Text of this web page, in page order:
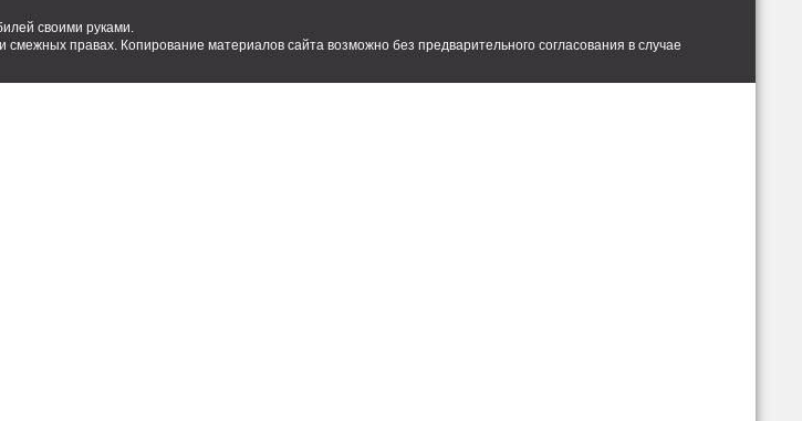
своими руками.
правах. Копирование материалов сайта возможно без предварительного согласования в случае